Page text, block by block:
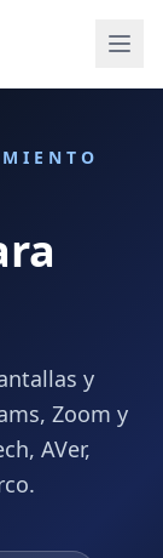
y
Zoom y
AVer,